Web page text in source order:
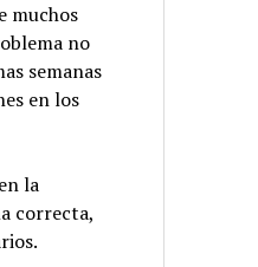
muchos
no
semanas
en los
la
correcta,